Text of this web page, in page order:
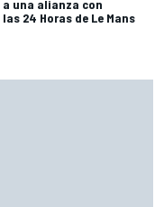
una alianza con
24 Horas de Le Mans